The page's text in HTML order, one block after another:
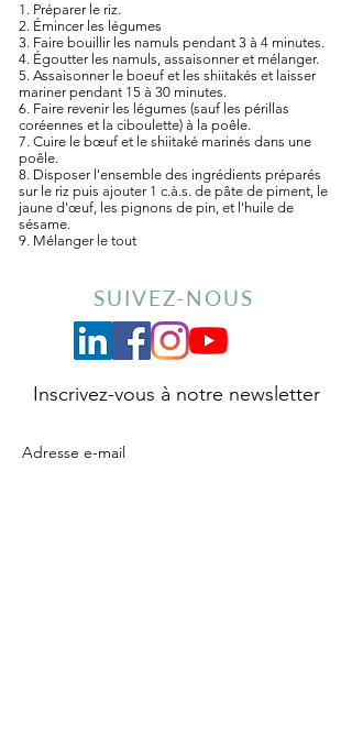
1. Préparer le riz.
2. Émincer les légumes
3. Faire bouillir les namuls pendant 3 à 4 minutes.
4. Égoutter les namuls, assaisonner et mélanger.
5. Assaisonner le boeuf et les shiitakés et laisser
mariner pendant 15 à 30 minutes.
6. Faire revenir les légumes (sauf les périllas
coréennes et la ciboulette) à la poêle.
7. Cuire le bœuf et le shiitaké marinés dans une
poêle.
8. Disposer l'ensemble des ingrédients préparés
sur le riz puis ajouter 1 c.à.s. de pâte de piment, le
jaune d'œuf, les pignons de pin, et l'huile de
sésame.
9. Mélanger le tout
SUIVEZ-NOUS
Inscrivez-vous à notre newsletter